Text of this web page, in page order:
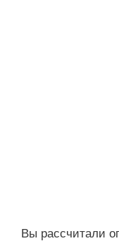
Вы рассчитали